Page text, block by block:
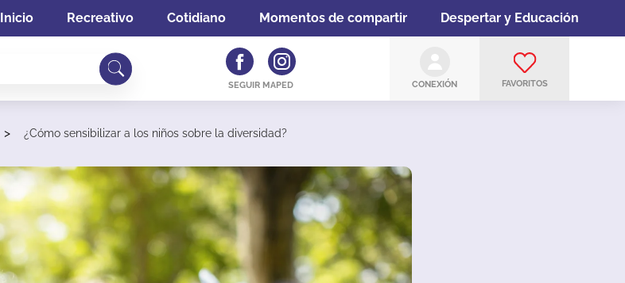
Inicio Recreativo Cotidiano Momentos de compartir Despertar y Educación
SEGUIR MAPED CONEXIÓN FAVORITOS
> ¿Cómo sensibilizar a los niños sobre la diversidad?